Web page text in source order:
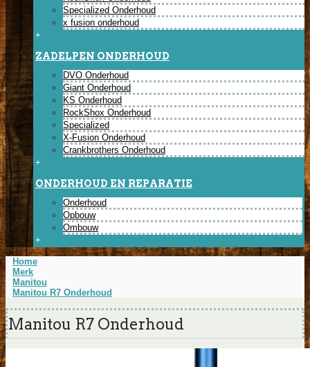
Specialized Onderhoud
x fusion onderhoud
+
ZADELPEN ONDERHOUD
DVO Onderhoud
Giant Onderhoud
KS Onderhoud
RockShox Onderhoud
Specialized
X-Fusion Onderhoud
Crankbrothers Onderhoud
+
ONDERHOUD EN REPARATIE
Onderhoud
Opbouw
Ombouw
+
Home
Merk
Manitou
Manitou R7 Onderhoud
Manitou R7 Onderhoud